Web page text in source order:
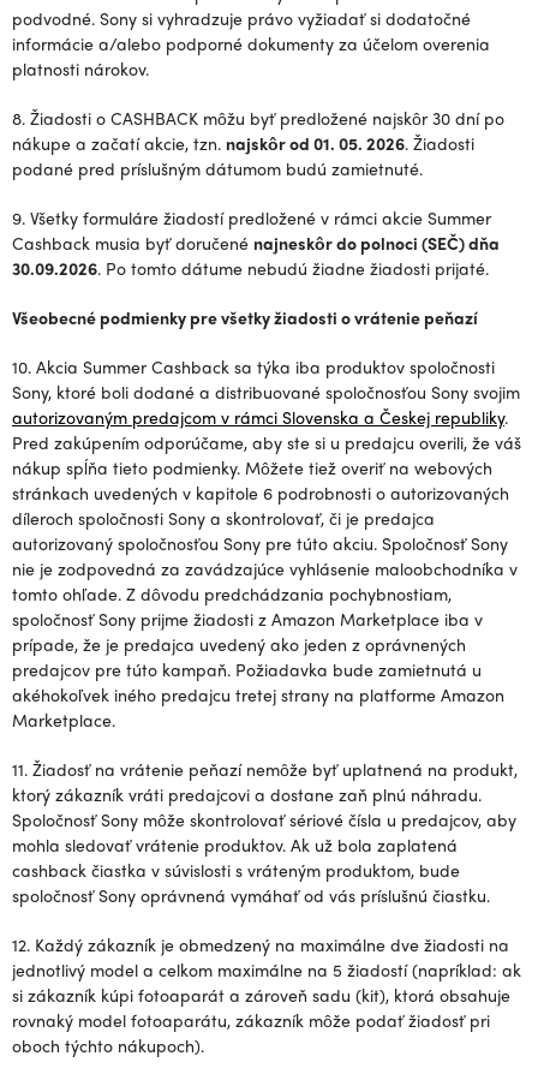
podvodné. Sony si vyhradzuje právo vyžiadať si dodatočné
informácie a/alebo podporné dokumenty za účelom overenia
platnosti nárokov.
8. Žiadosti o CASHBACK môžu byť predložené najskôr 30 dní po
nákupe a začatí akcie, tzn. najskôr od 01. 05. 2026. Žiadosti
podané pred príslušným dátumom budú zamietnuté.
9. Všetky formuláre žiadostí predložené v rámci akcie Summer
Cashback musia byť doručené najneskôr do polnoci (SEČ) dňa
30.09.2026. Po tomto dátume nebudú žiadne žiadosti prijaté.
Všeobecné podmienky pre všetky žiadosti o vrátenie peňazí
10. Akcia Summer Cashback sa týka iba produktov spoločnosti
Sony, ktoré boli dodané a distribuované spoločnosťou Sony svojim
autorizovaným predajcom v rámci Slovenska a Českej republiky.
Pred zakúpením odporúčame, aby ste si u predajcu overili, že váš
nákup spĺňa tieto podmienky. Môžete tiež overiť na webových
stránkach uvedených v kapitole 6 podrobnosti o autorizovaných
díleroch spoločnosti Sony a skontrolovať, či je predajca
autorizovaný spoločnosťou Sony pre túto akciu. Spoločnosť Sony
nie je zodpovedná za zavádzajúce vyhlásenie maloobchodníka v
tomto ohľade. Z dôvodu predchádzania pochybnostiam,
spoločnosť Sony prijme žiadosti z Amazon Marketplace iba v
prípade, že je predajca uvedený ako jeden z oprávnených
predajcov pre túto kampaň. Požiadavka bude zamietnutá u
akéhokoľvek iného predajcu tretej strany na platforme Amazon
Marketplace.
11. Žiadosť na vrátenie peňazí nemôže byť uplatnená na produkt,
ktorý zákazník vráti predajcovi a dostane zaň plnú náhradu.
Spoločnosť Sony môže skontrolovať sériové čísla u predajcov, aby
mohla sledovať vrátenie produktov. Ak už bola zaplatená
cashback čiastka v súvislosti s vráteným produktom, bude
spoločnosť Sony oprávnená vymáhať od vás príslušnú čiastku.
12. Každý zákazník je obmedzený na maximálne dve žiadosti na
jednotlivý model a celkom maximálne na 5 žiadostí (napríklad: ak
si zákazník kúpi fotoaparát a zároveň sadu (kit), ktorá obsahuje
rovnaký model fotoaparátu, zákazník môže podať žiadosť pri
oboch týchto nákupoch).